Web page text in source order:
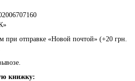
отправке «Новой почтой» (+20 грн.
книжку: